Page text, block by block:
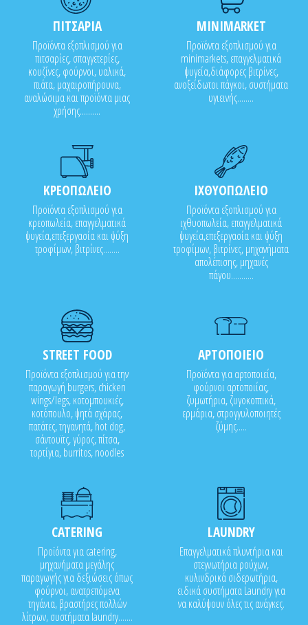
ΠΙΤΣΑΡΙΑ
Προϊόντα εξοπλισμού για
πιτσαρίες, σπαγγετερίες,
κουζίνες, φούρνοι, υαλικά,
πιάτα, μαχαιροπήρουνα,
αναλώσιμα και προϊόντα μιας
χρήσης..........
MINIMARKET
Προϊόντα εξοπλισμού για
minimarkets, επαγγελματικά
ψυγεία,διάφορες βιτρίνες,
ανοξείδωτοι πάγκοι, συστήματα
υγιεινής........
ΚΡΕΟΠΩΛΕΙΟ
Προϊόντα εξοπλισμού για
κρεοπωλεία, επαγγελματικά
ψυγεία,επεξεργασία και ψύξη
τροφίμων, βιτρίνες........
ΙΧΘΥΟΠΩΛΕΙΟ
Προϊόντα εξοπλισμού για
ιχθυοπωλεία, επαγγελματικά
ψυγεία,επεξεργασία και ψύξη
τροφίμων, βιτρίνες, μηχανήματα
απολέπισης, μηχανές
πάγου...........
STREET FOOD
Προϊόντα εξοπλισμού για την
παραγωγή burgers, chicken
wings/legs, κοτομπουκιές,
κοτόπουλο, ψητά σχάρας,
πατάτες, τηγανητά, hot dog,
σάντουϊτς, γύρος, πίτσα,
τορτίγια, burritos, noodles
ΑΡΤΟΠΟΙΕΙΟ
Προϊόντα για αρτοποιεία,
φούρνοι αρτοποιίας,
ζυμωτήρια, ζυγοκοπτικά,
ερμάρια, στρογγυλοποιητές
ζύμης.....
CATERING
Προϊόντα για catering,
μηχανήματα μεγάλης
παραγωγής για δεξιώσεις όπως
φούρνοι, ανατρεπόμενα
τηγάνια, βραστήρες πολλών
λίτρων, συστήματα laundry.......
LAUNDRY
Επαγγελματικά πλυντήρια και
στεγνωτήρια ρούχων,
κυλινδρικά σιδερωτήρια,
ειδικά συστήματα Laundry για
να καλύψουν όλες τις ανάγκες.